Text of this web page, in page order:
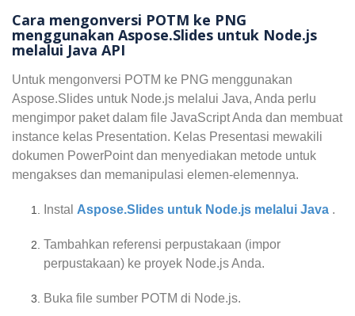
Cara mengonversi POTM ke PNG
menggunakan Aspose.Slides untuk Node.js
melalui Java API
Untuk mengonversi POTM ke PNG menggunakan
Aspose.Slides untuk Node.js melalui Java, Anda perlu
mengimpor paket dalam file JavaScript Anda dan membuat
instance kelas Presentation. Kelas Presentasi mewakili
dokumen PowerPoint dan menyediakan metode untuk
mengakses dan memanipulasi elemen-elemennya.
Instal Aspose.Slides untuk Node.js melalui Java .
Tambahkan referensi perpustakaan (impor
perpustakaan) ke proyek Node.js Anda.
Buka file sumber POTM di Node.js.